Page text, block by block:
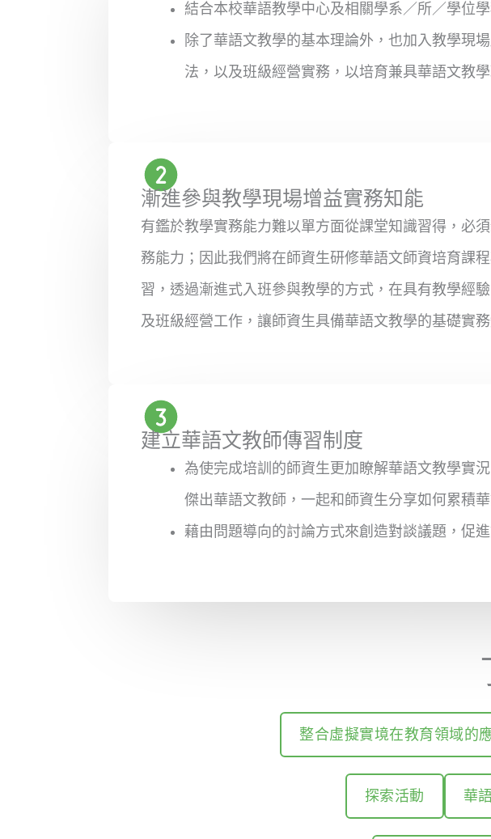
結合本校華語教學中心及相關學系／所／學位
除了華語文教學的基本理論外，也加入教學現
法，以及班級經營實務，以培育兼具華語文教
漸進參與教學現場增益實務知能
有鑑於教學實務能力難以單方面從課堂知識習得，必
務能力；因此我們將在師資生研修華語文師資培育課
習，透過漸進式入班參與教學的方式，在具有教學經
及班級經營工作，讓師資生具備華語文教學的基礎實務
建立華語文教師傳習制度
為使完成培訓的師資生更加瞭解華語文教學實
傑出華語文教師，一起和師資生分享如何累積
藉由問題導向的討論方式來創造對談議題，促
整合虛擬實境在教育領域的
探索活動 華